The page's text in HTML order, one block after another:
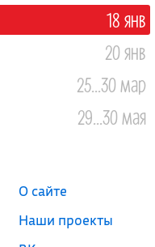
18 янв
20 янв
25...30 мар
29...30 мая
О сайте
Наши проекты